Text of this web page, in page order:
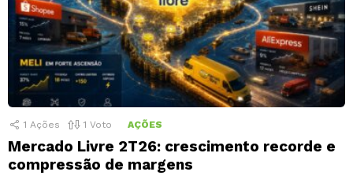
1 Ações 1 Voto AÇÕES
Mercado Livre 2T26: crescimento recorde e
compressão de margens